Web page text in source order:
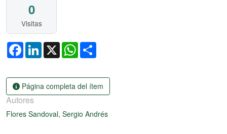
0
Visitas
FacebookLinkedIn
X WhatsApp
Página completa del ítem
Autores
Flores Sandoval, Sergio Andrés